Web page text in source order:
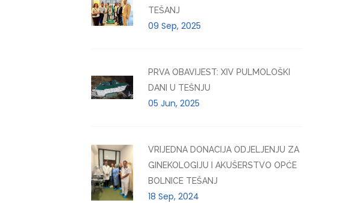
TEŠANJ
09 Sep, 2025
PRVA OBAVIJEST: XIV PULMOLOŠKI
DANI U TEŠNJU
05 Jun, 2025
VRIJEDNA DONACIJA ODJELJENJU ZA
GINEKOLOGIJU I AKUŠERSTVO OPĆE
BOLNICE TEŠANJ
18 Sep, 2024